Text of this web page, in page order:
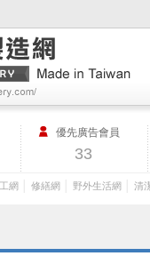
優先廣告會員
33
網 修繕網 野外生活網 清